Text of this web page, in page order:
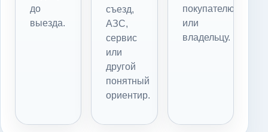
до
выезда.
съезд,
АЗС,
сервис
или
другой
понятный
ориентир.
покупателю
или
владельцу.